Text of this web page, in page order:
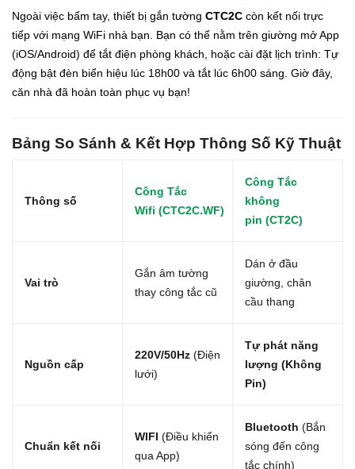
Ngoài việc bấm tay, thiết bị gắn tường CTC2C còn kết nối trực
tiếp với mạng WiFi nhà bạn. Bạn có thể nằm trên giường mở App
(iOS/Android) để tắt điện phòng khách, hoặc cài đặt lịch trình: Tự
động bật đèn biển hiệu lúc 18h00 và tắt lúc 6h00 sáng. Giờ đây,
căn nhà đã hoàn toàn phục vụ bạn!
Bảng So Sánh & Kết Hợp Thông Số Kỹ Thuật
Thông số
Công Tắc
Wifi (CTC2C.WF)
Công Tắc
không
pin (CT2C)
Vai trò
Gắn âm tường
thay công tắc cũ
Dán ở đầu
giường, chân
cầu thang
Nguồn cấp
220V/50Hz (Điện
lưới)
Tự phát năng
lượng (Không
Pin)
Chuẩn kết nối
WIFI (Điều khiển
qua App)
Bluetooth (Bắn
sóng đến công
tắc chính)